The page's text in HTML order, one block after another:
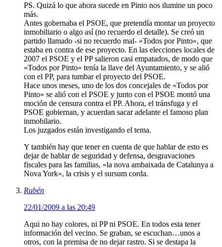
PS. Quizá lo que ahora sucede en Pinto nos ilumine un poco
más.
Antes gobernaba el PSOE, que pretendía montar un proyecto
inmobiliario o algo así (no recuerdo el detalle). Se creó un
partido llamado -si no recuerdo mal- «Todos por Pinto», que
estaba en contra de ese proyecto. En las elecciones locales de
2007 el PSOE y el PP salieron casi empatados, de modo que
«Todos por Pinto» tenía la llave del Ayuntamiento, y se alió
con el PP, para tumbar el proyecto del PSOE.
Hace unos meses, uno de los dos concejales de «Todos por
Pinto» se alió con el PSOE y junto con el PSOE montó una
moción de censura contra el PP. Ahora, el tránsfuga y el
PSOE gobiernan, y acuerdan sacar adelante el famoso plan
inmobilario.
Los juzgados están investigando el tema.
Y también hay que tener en cuenta de que hablar de esto es
dejar de hablar de seguridad y defensa, desgravaciones
fiscales para las familias, «la nova ambaixada de Catalunya a
Nova York», la crisis y el sursum corda.
Rubén
22/01/2009 a las 20:49
Aqui no hay colores, ni PP ni PSOE. En todos esta tener
información del vecino. Se graban, se escuchan…unos a
otros, con la premisa de no dejar rastro. Si se destapa la